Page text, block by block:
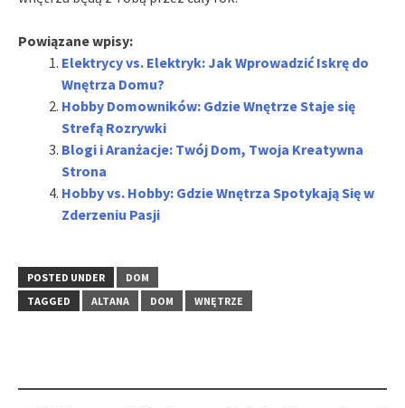
Powiązane wpisy:
Elektrycy vs. Elektryk: Jak Wprowadzić Iskrę do
Wnętrza Domu?
Hobby Domowników: Gdzie Wnętrze Staje się
Strefą Rozrywki
Blogi i Aranżacje: Twój Dom, Twoja Kreatywna
Strona
Hobby vs. Hobby: Gdzie Wnętrza Spotykają Się w
Zderzeniu Pasji
POSTED UNDER
DOM
TAGGED
ALTANA DOM WNĘTRZE